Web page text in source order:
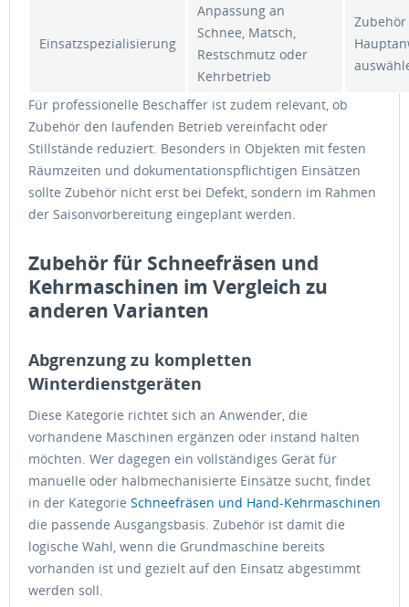
Einsatzspezialisierung
Anpassung an
Schnee, Matsch,
Restschmutz oder
Kehrbetrieb
Für professionelle Beschaffer ist zudem relevant, ob
Zubehör den laufenden Betrieb vereinfacht oder
Stillstände reduziert. Besonders in Objekten mit festen
Räumzeiten und dokumentationspflichtigen Einsätzen
sollte Zubehör nicht erst bei Defekt, sondern im Rahmen
der Saisonvorbereitung eingeplant werden.
Zubehör für Schneefräsen und
Kehrmaschinen im Vergleich zu
anderen Varianten
Abgrenzung zu kompletten
Winterdienstgeräten
Diese Kategorie richtet sich an Anwender, die
vorhandene Maschinen ergänzen oder instand halten
möchten. Wer dagegen ein vollständiges Gerät für
manuelle oder halbmechanisierte Einsätze sucht, findet
in der Kategorie Schneefräsen und Hand-Kehrmaschinen
die passende Ausgangsbasis. Zubehör ist damit die
logische Wahl, wenn die Grundmaschine bereits
vorhanden ist und gezielt auf den Einsatz abgestimmt
werden soll.